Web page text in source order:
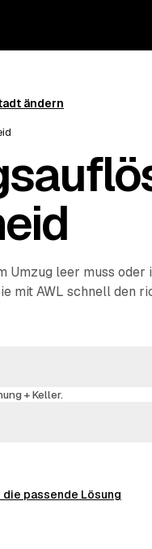
ändern
Umzug leer muss
mit AWL schnell den
Sie
welches
+ Keller.
passende Lösung